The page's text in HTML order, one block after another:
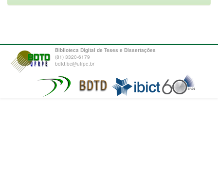
Biblioteca Digital de Teses e Dissertações
(81) 3320-6179
bdtd.bc@ufrpe.br